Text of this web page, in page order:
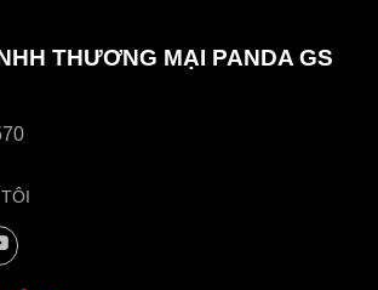
THƯƠNG MẠI PANDA GS